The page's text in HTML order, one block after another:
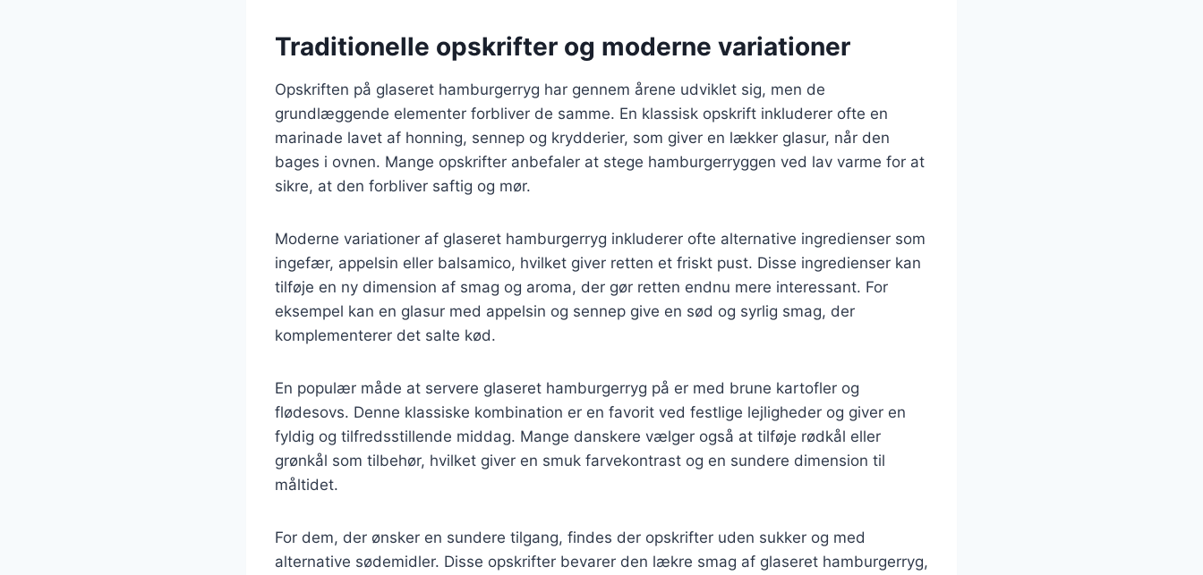
Traditionelle opskrifter og moderne variationer
Opskriften på glaseret hamburgerryg har gennem årene udviklet sig, men de
grundlæggende elementer forbliver de samme. En klassisk opskrift inkluderer ofte en
marinade lavet af honning, sennep og krydderier, som giver en lækker glasur, når den
bages i ovnen. Mange opskrifter anbefaler at stege hamburgerryggen ved lav varme for at
sikre, at den forbliver saftig og mør.
Moderne variationer af glaseret hamburgerryg inkluderer ofte alternative ingredienser som
ingefær, appelsin eller balsamico, hvilket giver retten et friskt pust. Disse ingredienser kan
tilføje en ny dimension af smag og aroma, der gør retten endnu mere interessant. For
eksempel kan en glasur med appelsin og sennep give en sød og syrlig smag, der
komplementerer det salte kød.
En populær måde at servere glaseret hamburgerryg på er med brune kartofler og
flødesovs. Denne klassiske kombination er en favorit ved festlige lejligheder og giver en
fyldig og tilfredsstillende middag. Mange danskere vælger også at tilføje rødkål eller
grønkål som tilbehør, hvilket giver en smuk farvekontrast og en sundere dimension til
måltidet.
For dem, der ønsker en sundere tilgang, findes der opskrifter uden sukker og med
alternative sødemidler. Disse opskrifter bevarer den lækre smag af glaseret hamburgerryg,